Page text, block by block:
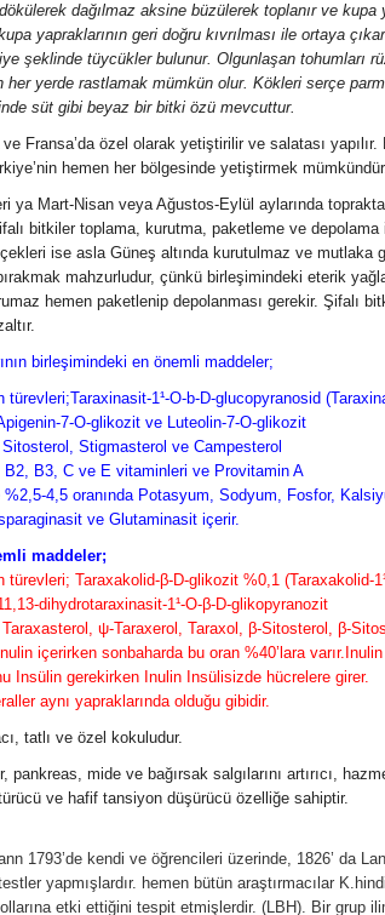
dağılmaz aksine büzülerek toplanır ve
yapraklarının geri doğru kıvrılması ile ortaya
şeklinde tüycükler bulunur. Olgunlaşan tohumları
her yerde rastlamak mümkün olur. Kökleri serçe
süt gibi beyaz bir bitki özü mevcuttur.
ve Fransa’da özel olarak yetiştirilir ve salatası
hemen her bölgesinde yetiştirmek
ya Mart-Nisan veya Ağustos-Eylül aylarında
bitkiler toplama, kurutma, paketleme ve depolama
ise asla Güneş altında kurutulmaz ve mutlaka
mahzurludur, çünkü birleşimindeki eterik
hemen paketlenip depolanması gerekir. Şifalı
birleşimindeki en önemli maddeler;
türevleri;Taraxinasit-1¹-O-b-D-glucopyranosid
7-O-glikozit ve Luteolin-7-O-glikozit
Stigmasterol ve Campesterol
B3, C ve E vitaminleri ve Provitamin A
4,5 oranında Potasyum, Sodyum, Fosfor,
ve Glutaminasit içerir.
maddeler;
türevleri; Taraxakolid-β-D-glikozit %0,1 (Taraxakolid-
dihydrotaraxinasit-1¹-O-β-D-glikopyranozit
ψ-Taraxerol, Taraxol, β-Sitosterol, β-
içerirken sonbaharda bu oran %40’lara
Insülin gerekirken Inulin Insülisizde hücrelere girer.
aynı yapraklarında olduğu gibidir.
tatlı ve özel kokuludur.
pankreas, mide ve bağırsak salgılarını artırıcı,
ve hafif tansiyon düşürücü özelliğe sahiptir.
1793’de kendi ve öğrencileri üzerinde, 1826’ da
yapmışlardır. hemen bütün araştırmacılar
etki ettiğini tespit etmişlerdir. (LBH). Bir grup
olur
olur nasıl
faydaları
Bakder İsmail
Mehmet
Hb. Adnan
Bakder Yönetim
Mevsim geçişleri için
Okullarda
karşı önlem Özel